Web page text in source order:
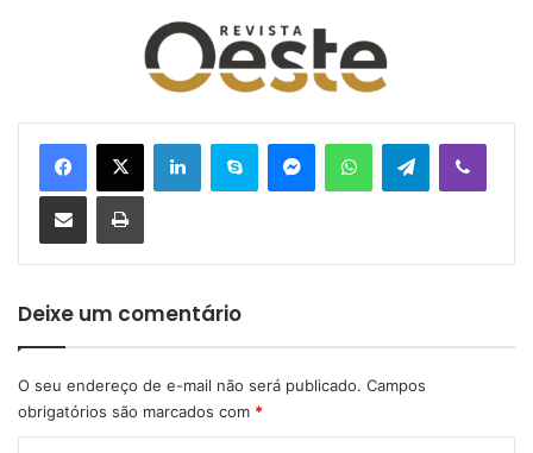
Telegram
Deixe um comentário
O seu endereço de e-mail não será publicado. Campos
obrigatórios são marcados com *